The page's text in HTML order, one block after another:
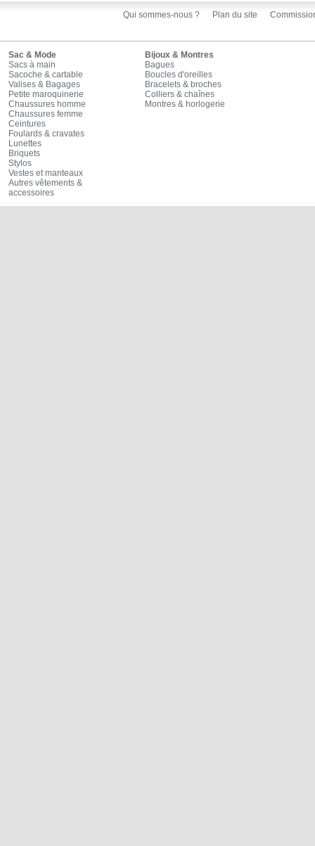
Qui sommes-nous ? Plan du site
Sac & Mode
Sacs à main
Sacoche & cartable
Valises & Bagages
Petite maroquinerie
Chaussures homme
Chaussures femme
Ceintures
Foulards & cravates
Lunettes
Briquets
Stylos
Vestes et manteaux
Autres vêtements &
accessoires
Bijoux & Montres
Bagues
Boucles d'oreilles
Bracelets & broches
Colliers & chaînes
Montres & horlogerie